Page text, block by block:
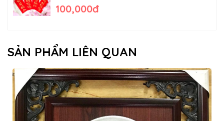
100,000đ
SẢN PHẨM LIÊN QUAN